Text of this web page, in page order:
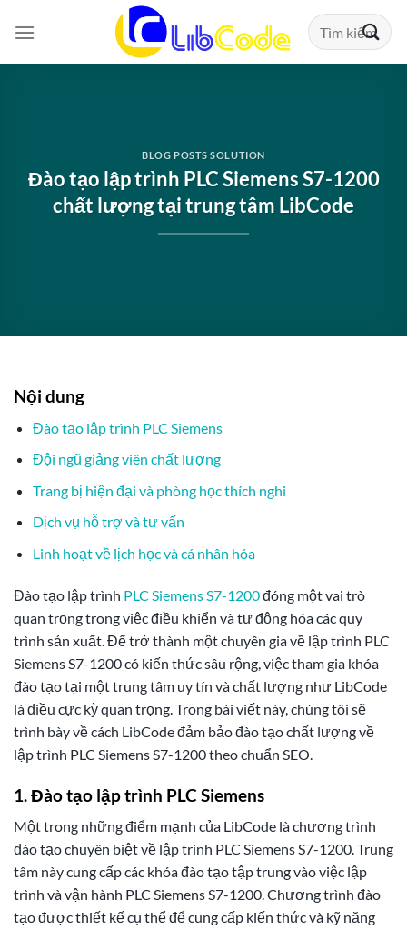
đến
Tìm
kiếm:
BLOG POSTS SOLUTION
Đào tạo lập trình PLC Siemens S7-1200
chất lượng tại trung tâm LibCode
Nội dung
Đào tạo lập trình PLC Siemens
Đội ngũ giảng viên chất lượng
Trang bị hiện đại và phòng học thích nghi
Dịch vụ hỗ trợ và tư vấn
Linh hoạt về lịch học và cá nhân hóa
Đào tạo lập trình PLC Siemens S7-1200đóng một vai trò
quan trọng trong việc điều khiển và tự động hóa các quy
trình sản xuất. Để trở thành một chuyên gia về lập trình PLC
Siemens S7-1200 có kiến thức sâu rộng, việc tham gia khóa
đào tạo tại một trung tâm uy tín và chất lượng như LibCode
là điều cực kỳ quan trọng. Trong bài viết này, chúng tôi sẽ
trình bày về cách LibCode đảm bảo đào tạo chất lượng về
lập trình PLC Siemens S7-1200 theo chuẩn SEO.
1. Đào tạo lập trình PLC Siemens
Một trong những điểm mạnh của LibCode là chương trình
đào tạo chuyên biệt về lập trình PLC Siemens S7-1200. Trung
tâm này cung cấp các khóa đào tạo tập trung vào việc lập
trình và vận hành PLC Siemens S7-1200. Chương trình đào
tạo được thiết kế cụ thể để cung cấp kiến thức và kỹ năng